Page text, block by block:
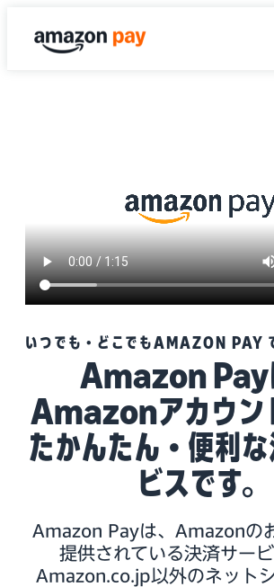
いつでも・どこでもAMAZON PAY
Amazon Pay
Amazonアカウン
たかんたん・便利
ビスです。
Amazon Payは、Amazonの
提供されている決済サービ
Amazon.co.jp以外のネット